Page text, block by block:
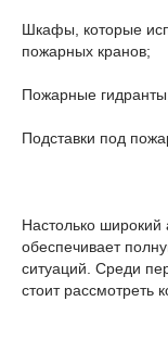
Шкафы, которые
пожарных кранов;
Пожарные
Подставки под
Настолько широкий
обеспечивает
ситуаций. Среди
стоит рассмотреть